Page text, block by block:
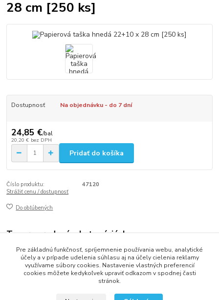
28 cm [250 ks]
Dostupnosť Na objednávku - do 7 dní
24,85 €/bal
20,20 € bez DPH
Pridať do košíka
Číslo produktu:
47120
Strážiť cenu / dostupnosť
Do obľúbených
Tovar zaradený v kategóriách
TAŠKY
Pre základnú funkčnosť, spríjemnenie používania webu, analytické
účely a v prípade udelenia súhlasu aj na účely cielenia reklamy
využívame súbory cookies. Nastavenie vlastných preferencií
cookies môžete kedykoľvek upraviť odkazom v spodnej časti
stránok.